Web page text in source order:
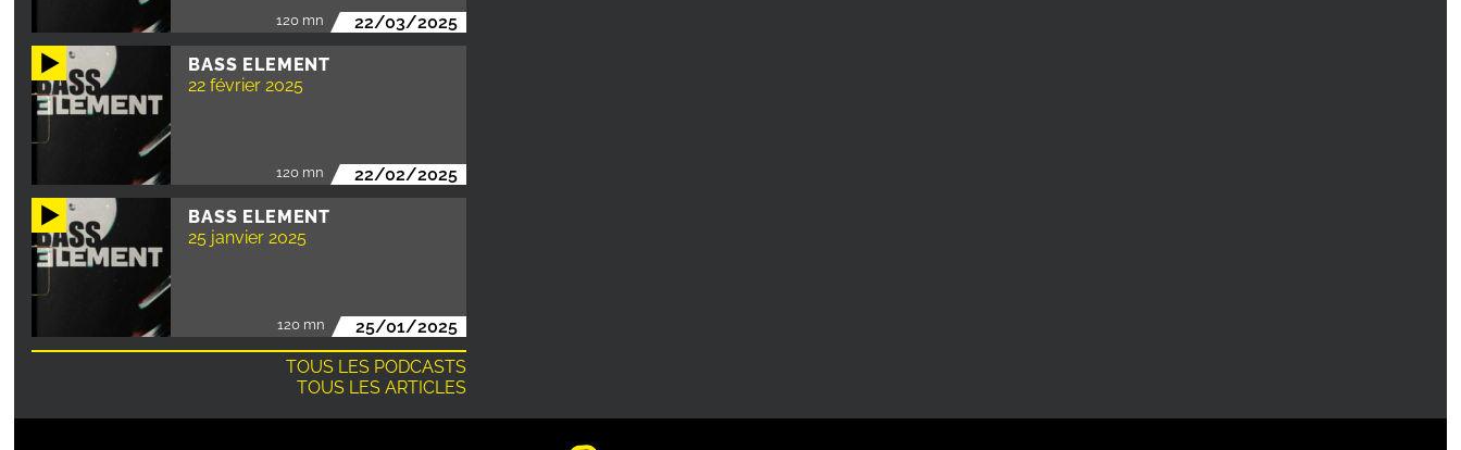
120 mn 22/03/2025
BASS ELEMENT
22 février 2025
120 mn 22/02/2025
BASS ELEMENT
25 janvier 2025
120 mn
25/01/2025
TOUS LES PODCASTS
TOUS LES ARTICLES